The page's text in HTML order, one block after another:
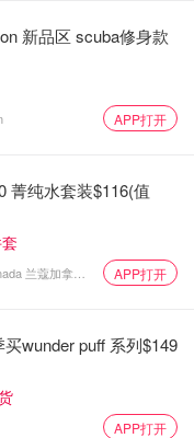
涨，对于普通买家
，而豪宅市场同样炙
市的急剧增长......来
口袋里有钱，想住在
从 2020 年到 2021
设计，自 3 月
创始人府
4928
新品区 scuba修身款
APP打开
菁纯水套装$116(值
兰蔻加拿大官网 APP打开
wunder puff 系列$149
APP打开